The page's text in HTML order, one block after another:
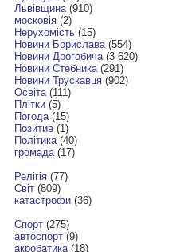
Львівщина(910)
московія(2)
Нерухомість(15)
Новини Борислава(554)
Новини Дрогобича(3 620)
Новини Стебника(291)
Новини Трускавця(902)
Освіта(111)
Плітки(5)
Погода(15)
Позитив(1)
Політика(40)
громада(17)
Релігія(77)
Світ(809)
катастрофи(36)
Спорт(275)
автоспорт(9)
акробатика(18)